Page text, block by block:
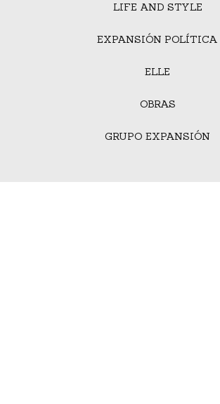
LIFE AND STYLE
EXPANSIÓN POLÍTICA
ELLE
OBRAS
GRUPO EXPANSIÓN